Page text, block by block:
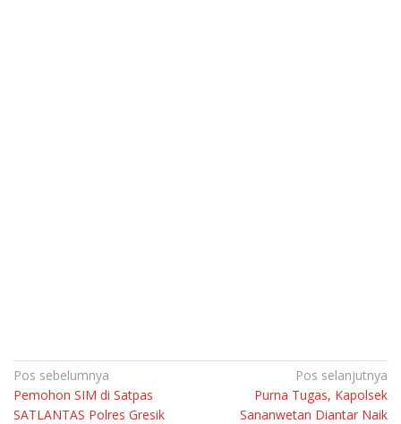
Navigasi
pos
Pos sebelumnya
Pemohon SIM di Satpas
SATLANTAS Polres Gresik
Pos selanjutnya
Purna Tugas, Kapolsek
Sananwetan Diantar Naik